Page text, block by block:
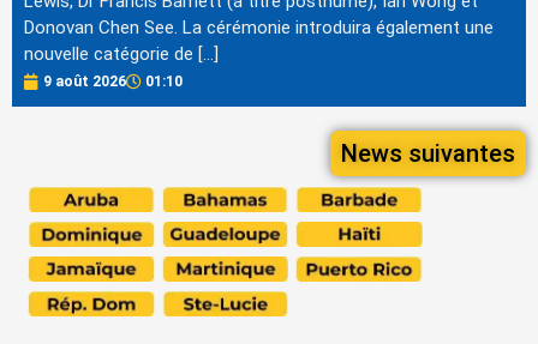
Donovan Chen See. La cérémonie introduira également une
nouvelle catégorie de […]
9 août 2026 01:10
News suivantes